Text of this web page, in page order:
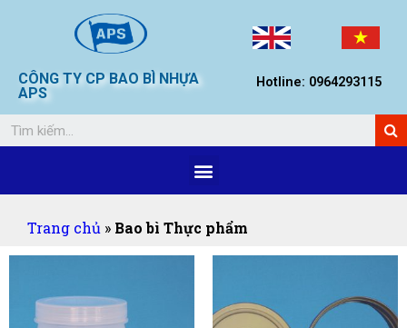
CÔNG TY CP BAO BÌ NHỰA
APS
Hotline: 0964293115
Trang chủ » Bao bì Thực phẩm